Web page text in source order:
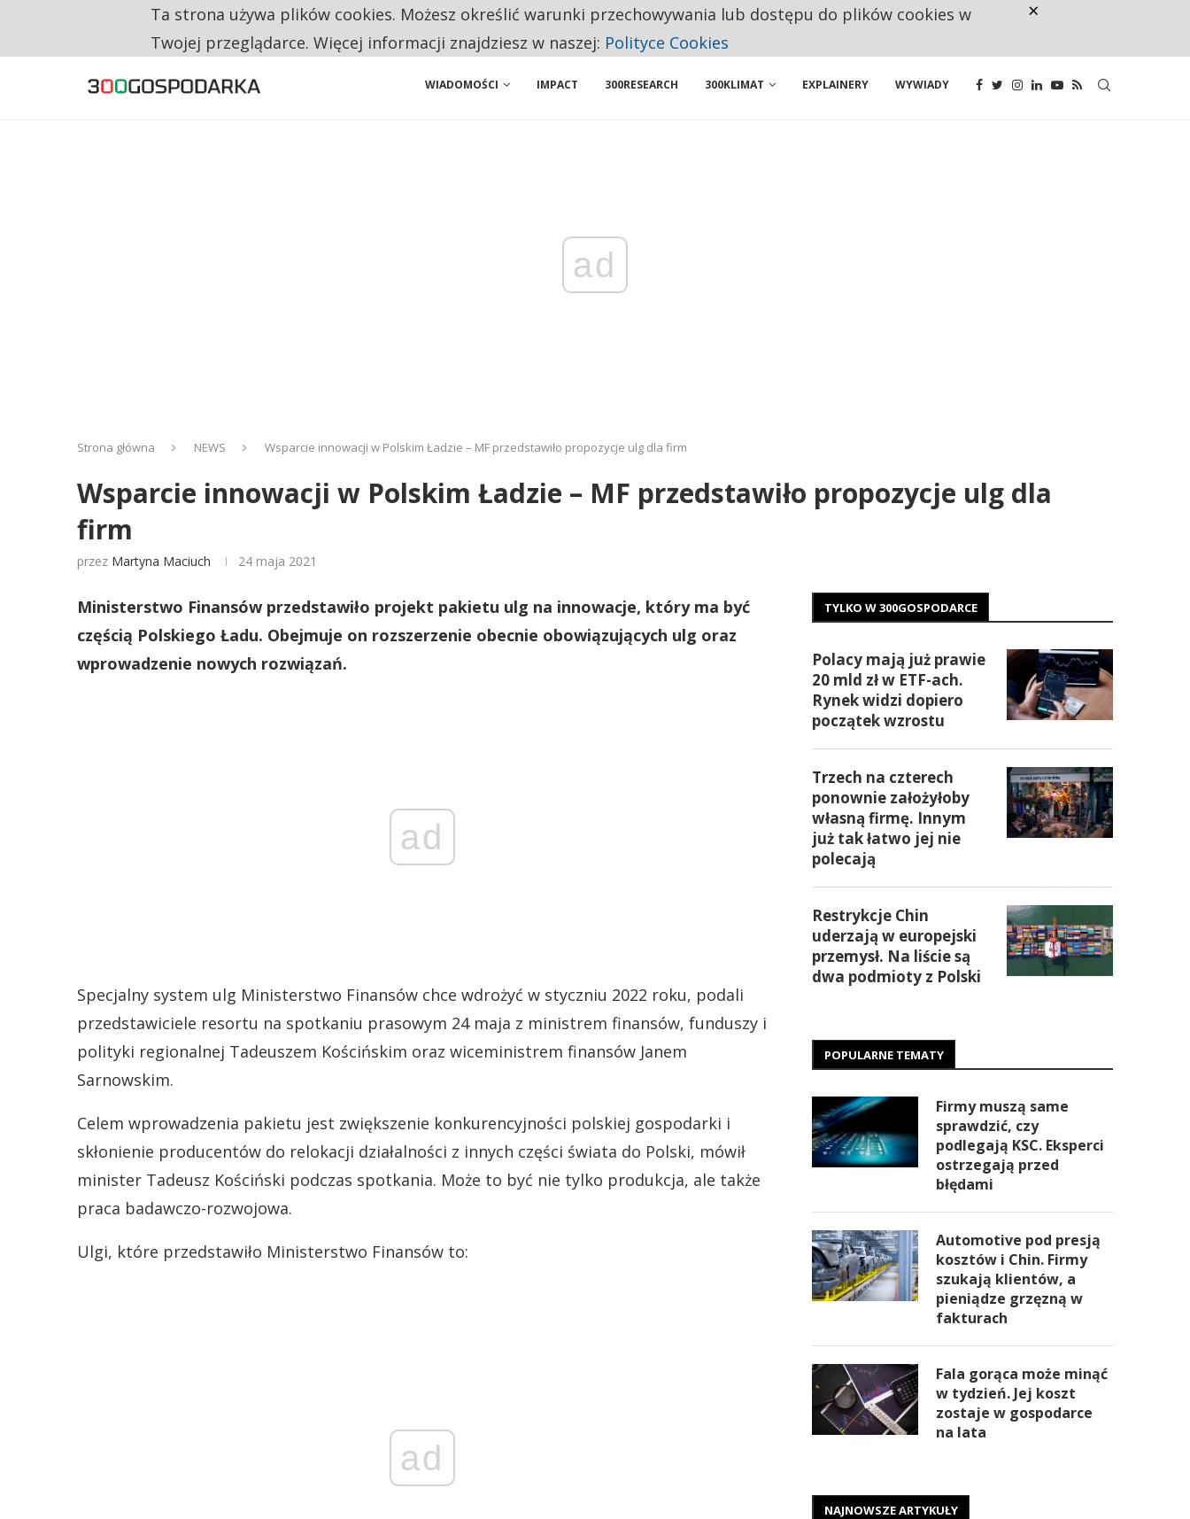
RESTRYKCJE CHIN UDERZAJĄ W EUROPEJSKI PRZEMYSŁ. NA LIŚCIE SĄ DWA PODMIOTY Z POLSKI
WIADOMOŚCI IMPACT 300RESEARCH 300KLIMAT EXPLAINERY WYWIADY
ad
Strona główna NEWS Wsparcie innowacji w Polskim Ładzie – MF przedstawiło propozycje ulg dla firm
Wsparcie innowacji w Polskim Ładzie – MF przedstawiło propozycje ulg dla
firm
przez Martyna Maciuch 24 maja 2021
Ministerstwo Finansów przedstawiło projekt pakietu ulg na innowacje, który ma być
częścią Polskiego Ładu. Obejmuje on rozszerzenie obecnie obowiązujących ulg oraz
wprowadzenie nowych rozwiązań.
ad
Specjalny system ulg Ministerstwo Finansów chce wdrożyć w styczniu 2022 roku, podali
przedstawiciele resortu na spotkaniu prasowym 24 maja z ministrem finansów, funduszy i
polityki regionalnej Tadeuszem Kościńskim oraz wiceministrem finansów Janem
Sarnowskim.
Celem wprowadzenia pakietu jest zwiększenie konkurencyjności polskiej gospodarki i
skłonienie producentów do relokacji działalności z innych części świata do Polski, mówił
minister Tadeusz Kościński podczas spotkania. Może to być nie tylko produkcja, ale także
praca badawczo-rozwojowa.
Ulgi, które przedstawiło Ministerstwo Finansów to:
ad
TYLKO W 300GOSPODARCE
Polacy mają już prawie
20 mld zł w ETF-ach.
Rynek widzi dopiero
początek wzrostu
Trzech na czterech
ponownie założyłoby
własną firmę. Innym
już tak łatwo jej nie
polecają
Restrykcje Chin
uderzają w europejski
przemysł. Na liście są
dwa podmioty z Polski
POPULARNE TEMATY
Firmy muszą same
sprawdzić, czy
podlegają KSC. Eksperci
ostrzegają przed
błędami
Automotive pod presją
kosztów i Chin. Firmy
szukają klientów, a
pieniądze grzęzną w
fakturach
Fala gorąca może minąć
w tydzień. Jej koszt
zostaje w gospodarce
na lata
NAJNOWSZE ARTYKUŁY
Ta strona używa plików cookies. Możesz określić warunki przechowywania lub dostępu do plików cookies w
Twojej przeglądarce. Więcej informacji znajdziesz w naszej: Polityce Cookies
×